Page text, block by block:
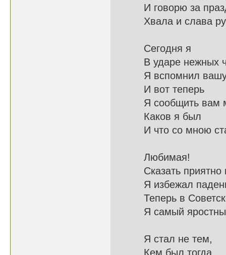
И говорю за
Хвала и
Сегодня я
В ударе
Я вспомнил
И вот теперь
Я
Каков я был
И что со
Любимая!
Сказать
Я избежал
Теперь в
Я самый
Я стал не тем,
Кем